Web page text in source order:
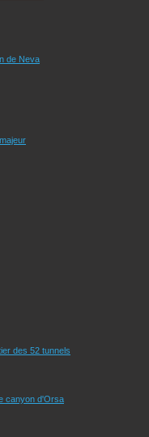
de Neva
des 52 tunnels
canyon d'Orsa